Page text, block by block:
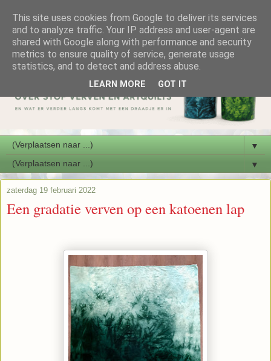
▼
▼
zaterdag 19 februari 2022
Een gradatie verven op een katoenen lap
This site uses cookies from Google to deliver its services
and to analyze traffic. Your IP address and user-agent are
shared with Google along with performance and security
metrics to ensure quality of service, generate usage
statistics, and to detect and address abuse.
LEARN MORE GOT IT